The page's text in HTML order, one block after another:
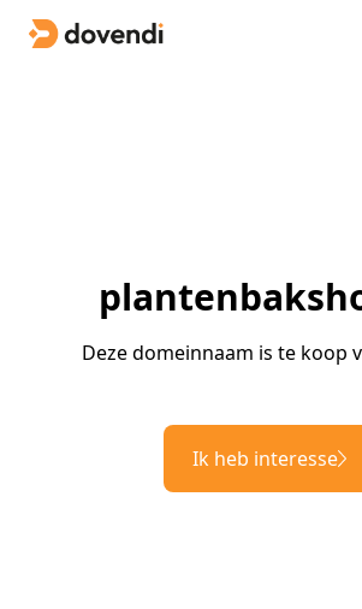
Deze domeinnaam is te koop
Ik heb interesse